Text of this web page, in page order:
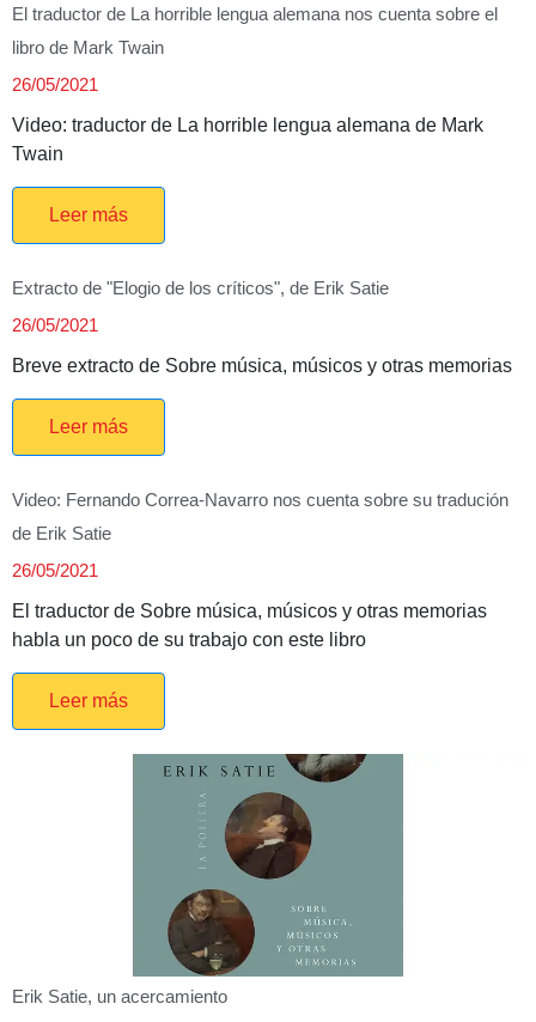
El traductor de La horrible lengua alemana nos cuenta sobre el
libro de Mark Twain
26/05/2021
Video: traductor de La horrible lengua alemana de Mark
Twain
Leer más
Extracto de "Elogio de los críticos", de Erik Satie
26/05/2021
Breve extracto de Sobre música, músicos y otras memorias
Leer más
Video: Fernando Correa-Navarro nos cuenta sobre su tradución
de Erik Satie
26/05/2021
El traductor de Sobre música, músicos y otras memorias
habla un poco de su trabajo con este libro
Leer más
Erik Satie, un acercamiento